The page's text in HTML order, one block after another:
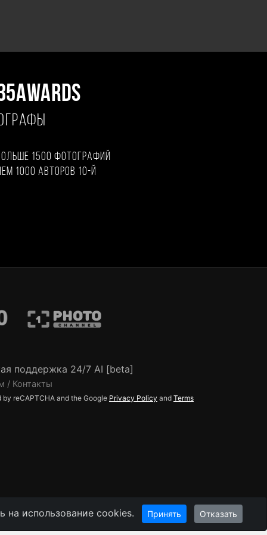
1500 фотографий
1000 авторов 10-й
на использование cookies. Принять Отказать
поддержка 24/7 AI [beta]
/ Контакты
reCAPTCHA and the Google Privacy Policy and Terms